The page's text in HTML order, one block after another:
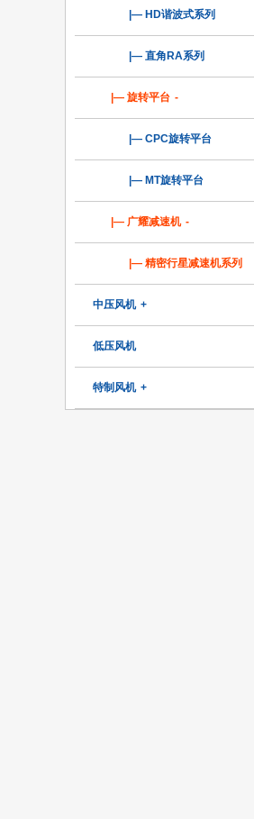
|— HD谐波式系列
|— 直角RA系列
|— 旋转平台 -
|— CPC旋转平台
|— MT旋转平台
|— 广耀减速机 -
|— 精密行星减速机系列
中压风机 +
低压风机
特制风机 +